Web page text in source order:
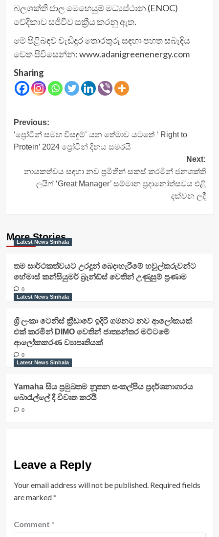
බලශක්ති ජාල මෙහෙයුම් මධ්‍යස්ථාන (ENOC)
වේදිකාව සජීවීව සක්‍රීය කරනු ඇත.
මේ පිළිබඳව වැඩිදුර තොරතුරු සඳහා පහත සබැඳිය
වෙත පිවිසෙන්න: www.adanigreenenergy.com
Sharing
Post
navigation
Previous:
‘ප්‍රෝටීන් සමඟ විසඳුම්’ යන තේමාව යටතේ ‘ Right to
Protein’ 2024 ප්‍රෝටීන් දිනය සමරයි
Next:
නායකත්වය සඳහා නව ප්‍රමිතීන් සකස් කරමින් ජනශක්ති
ලයිෆ් ‘Great Manager’ සම්මාන ප්‍රදානෝත්සවය එළි
දක්වන ලදී
More Stories
Latest News Sinhala
තම සාර්ථකත්වයට උරදුන් බෙදාහැරීමේ හවුල්කරුවන්ට
හේමාස් කන්සියුමර් බ්‍රෑන්ඩ්ස් වෙතින් උණුසුම් ප්‍රණාම
0
Latest News Sinhala
ශ්‍රී ලංකා ටෙනිස් ක්‍රීඩාවේ ඉදිරි ගමනට නව ආලෝකයක්
එක් කරමින් DIMO වෙතින් ජාත්‍යන්තර මට්ටමේ
ආලෝකකරණ ව්‍යාපෘතියක්
0
Latest News Sinhala
Yamaha සිය ප්‍රමුඛතම නූතන සංකල්පීය ප්‍රදර්ශනාගාරය
බොරැල්ලේ දී විවෘත කරයි
0
Leave a Reply
Your email address will not be published. Required fields
are marked*
Comment *